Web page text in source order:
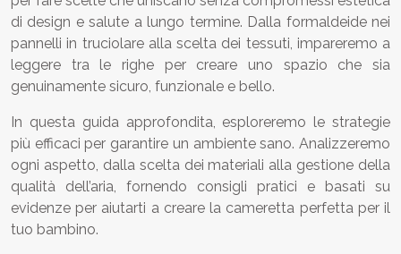
di design e salute a lungo termine. Dalla formaldeide nei
pannelli in truciolare alla scelta dei tessuti, impareremo a
leggere tra le righe per creare uno spazio che sia
genuinamente sicuro, funzionale e bello.
In questa guida approfondita, esploreremo le strategie
più efficaci per garantire un ambiente sano. Analizzeremo
ogni aspetto, dalla scelta dei materiali alla gestione della
qualità dell’aria, fornendo consigli pratici e basati su
evidenze per aiutarti a creare la cameretta perfetta per il
tuo bambino.